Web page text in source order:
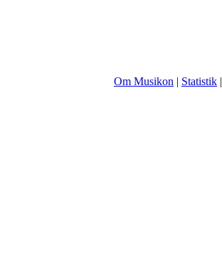
Om Musikon | Statistik |